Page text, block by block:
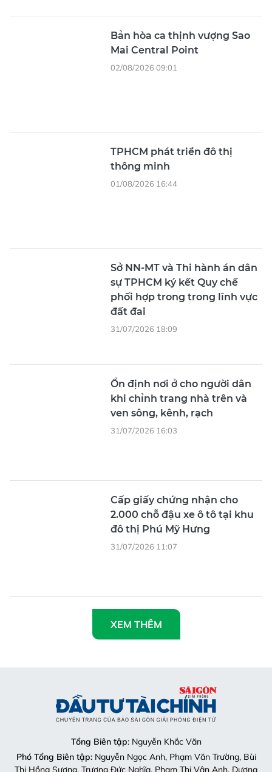
Bản hòa ca thịnh vượng Sao
Mai Central Point
02/08/2026 09:01
TPHCM phát triển đô thị
thông minh
01/08/2026 16:44
Sở NN-MT và Thi hành án dân
sự TPHCM ký kết Quy chế
phối hợp trong trong lĩnh vực
đất đai
31/07/2026 18:09
Ổn định nơi ở cho người dân
khi chỉnh trang nhà trên và
ven sông, kênh, rạch
31/07/2026 16:03
Cấp giấy chứng nhận cho
2.000 chỗ đậu xe ô tô tại khu
đô thị Phú Mỹ Hưng
31/07/2026 11:07
XEM THÊM
Tổng Biên tập: Nguyễn Khắc Văn
Phó Tổng Biên tập:Nguyễn Ngọc Anh, Phạm Văn Trường, Bùi
Thị Hồng Sương, Trương Đức Nghĩa, Phạm Thị Vân Anh, Dương